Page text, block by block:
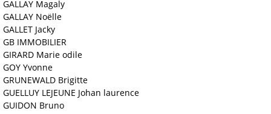
GALLAY Magaly
GALLAY Noëlle
GALLET Jacky
GB IMMOBILIER
GIRARD Marie odile
GOY Yvonne
GRUNEWALD Brigitte
GUELLUY LEJEUNE Johan laurence
GUIDON Bruno